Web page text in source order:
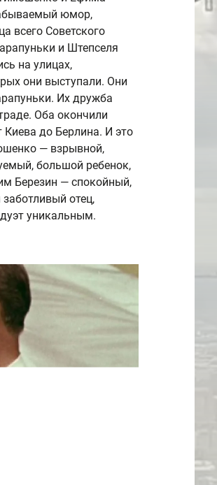
юмор,
всего Советского
и Штепселя
на улицах,
они выступали. Они
Их дружба
Оба окончили
Киева до Берлина. И это
— взрывной,
большой ребенок,
Березин — спокойный,
отец,
уникальным.